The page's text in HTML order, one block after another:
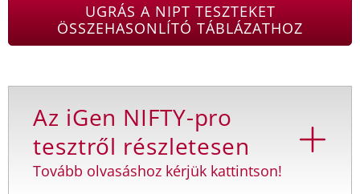
UGRÁS A NIPT TESZTEKET
ÖSSZEHASONLÍTÓ TÁBLÁZATHOZ
Az iGen NIFTY-pro
tesztről részletesen
Tovább olvasáshoz kérjük kattintson!